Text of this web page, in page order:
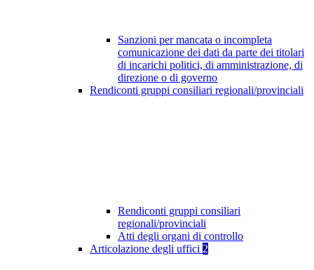
Sanzioni per mancata o incompleta
comunicazione dei dati da parte dei titolari
di incarichi politici, di amministrazione, di
direzione o di governo
Rendiconti gruppi consiliari regionali/provinciali
Rendiconti gruppi consiliari
regionali/provinciali
Atti degli organi di controllo
Articolazione degli uffici 2